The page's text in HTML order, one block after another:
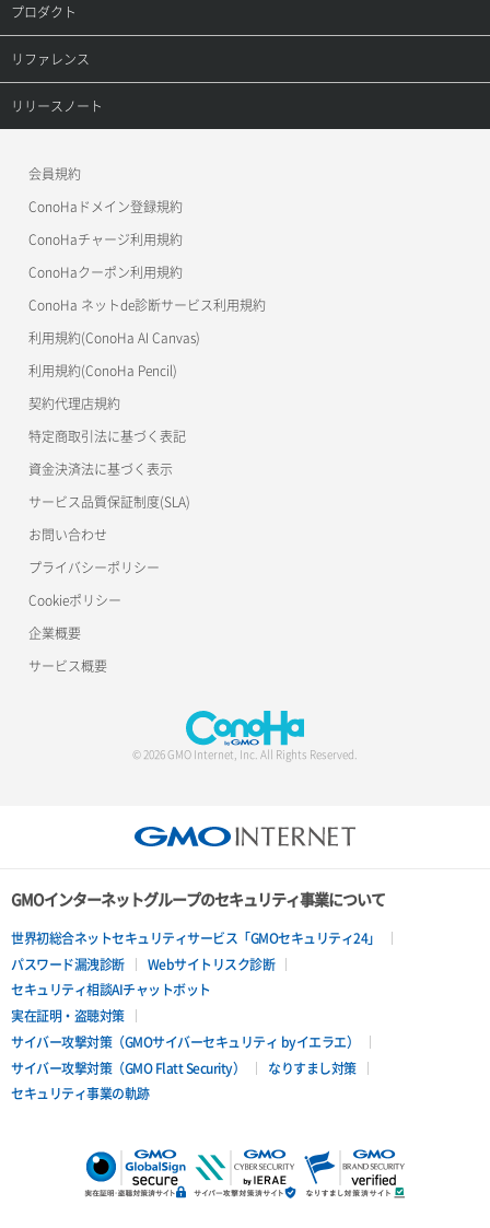
サーバープラン一覧取得
サーバープラン変更
サーバープラン詳細一覧取得
サーバープラン詳細取得
サーバーメタデータ取得
サーバーメタデータ更新（ネームタグ変更）
サーバー一覧取得
サーバー作成
サーバー再構築（OS再インストール）
サーバー利用状況グラフ（ディスクIO）
サーバー削除
ポートデタッチ
ボリュームアタッチ
ボリュームデタッチ
ネットワーク一覧取得
ネットワーク作成（ローカルネットワーク用）
ネットワーク削除（ローカルネットワーク用）
ネットワーク詳細取得
ポート一覧取得
ポート作成（ローカルネットワーク用）
ポート作成（追加IP用）
ポート削除
ポート詳細取得
メンバー更新
メンバー詳細取得
メンバー追加
リスナー作成
リスナー削除
リスナー更新
リスナー詳細取得
ロードバランサー一覧取得
ロードバランサー削除
ロードバランサー更新
ロードバランサー詳細取得
ロードバランサー追加
オブジェクト詳細取得
コンテナ一覧取得
コンテナ作成
コンテナ削除
ラージオブジェクトアップロード(DLO)
一時的Web公開
レコード詳細取得
プロダクト
プロダクトトップ
ConoHa VPS(Ver.3.0)
ConoHa for GAME
リファレンス
リファレンストップ
OpenStack CLI
Terraform
s3cmd
公開API(ConoHa VPS Ver.2.0)
リリースノート
会員規約
ConoHaドメイン登録規約
ConoHaチャージ利用規約
ConoHaクーポン利用規約
ConoHa ネットde診断サービス利用規約
利用規約(ConoHa AI Canvas)
利用規約(ConoHa Pencil)
契約代理店規約
特定商取引法に基づく表記
資金決済法に基づく表示
サービス品質保証制度(SLA)
お問い合わせ
プライバシーポリシー
Cookieポリシー
企業概要
サービス概要
© 2026 GMO Internet, Inc. All Rights Reserved.
GMOインターネットグループのセキュリティ事業について
世界初総合ネットセキュリティサービス「GMOセキュリティ24」
パスワード漏洩診断
Webサイトリスク診断
セキュリティ相談AIチャットボット
実在証明・盗聴対策
サイバー攻撃対策（GMOサイバーセキュリティ byイエラエ）
サイバー攻撃対策（GMO Flatt Security）
なりすまし対策
セキュリティ事業の軌跡